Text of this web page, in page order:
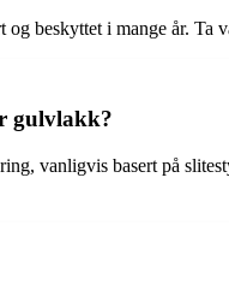
beskyttet i mange år. Ta
gulvlakk?
vanligvis basert på